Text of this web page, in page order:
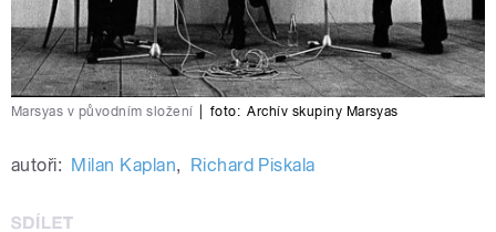
Marsyas v původním složení foto: Archív skupiny Marsyas
autoři: Milan Kaplan, Richard Piskala